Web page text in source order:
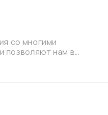
со многими
позволяют нам в
в Китае.